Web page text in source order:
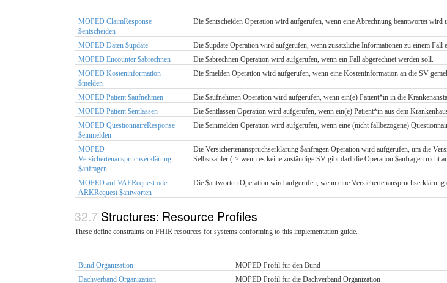
MOPED ClaimResponse
$entscheiden
Die $entscheiden Operation wird aufgerufen, wenn eine Abrechnung beantwortet wird
MOPED Daten $update
Die $update Operation wird aufgerufen, wenn zusätzliche Informationen zu einem Fall
MOPED Encounter $abrechnen
Die $abrechnen Operation wird aufgerufen, wenn ein Fall abgerechnet werden soll.
MOPED Kosteninformation
$melden
Die $melden Operation wird aufgerufen, wenn eine Kosteninformation an die SV
MOPED Patient $aufnehmen
Die $aufnehmen Operation wird aufgerufen, wenn ein(e) Patient*in in die
MOPED Patient $entlassen
Die $entlassen Operation wird aufgerufen, wenn ein(e) Patient*in aus dem
MOPED QuestionnaireResponse
$einmelden
Die $einmelden Operation wird aufgerufen, wenn eine (nicht fallbezogene)
MOPED
Versichertenanspruchserklärung
$anfragen
Die Versichertenanspruchserklärung $anfragen Operation wird aufgerufen, um die
Selbstzahler (-> wenn es keine zuständige SV gibt darf die Operation $anfragen nicht
MOPED auf VAERequest oder
ARKRequest $antworten
Die $antworten Operation wird aufgerufen, wenn eine
Structures: Resource Profiles
These define constraints on FHIR resources for systems conforming to this implementation guide.
Bund Organization
MOPED Profil für den Bund
Dachverband Organization
MOPED Profil für die Dachverband Organization